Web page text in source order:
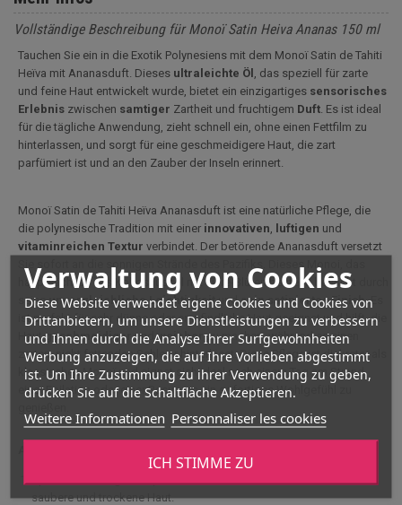
Verwaltung von Cookies
Diese Website verwendet eigene Cookies und Cookies von
Drittanbietern, um unsere Dienstleistungen zu verbessern
und Ihnen durch die Analyse Ihrer Surfgewohnheiten
Werbung anzuzeigen, die auf Ihre Vorlieben abgestimmt
ist. Um Ihre Zustimmung zu ihrer Verwendung zu geben,
drücken Sie auf die Schaltfläche Akzeptieren.
Weitere Informationen Personnaliser les cookies
ICH STIMME ZU
Vollständige Beschreibung für Monoï Satin Heiva Ananas 150 ml
Tauchen Sie ein in die Exotik Polynesiens mit dem Monoï Satin de Tahiti
Heïva mit Ananasduft. Dieses ultraleichte Öl
, das speziell für zarte
und feine Haut entwickelt wurde, bietet ein einzigartiges sensorisches
Erlebnis zwischen samtiger Zartheit und fruchtigem Duft . Es ist ideal
für die tägliche Anwendung, zieht schnell ein, ohne einen Fettfilm zu
hinterlassen, und sorgt für eine geschmeidigere Haut, die zart
parfümiert ist und an den Zauber der Inseln erinnert.
Monoï Satin de Tahiti Heïva Ananasduft ist eine natürliche Pflege, die
die polynesische Tradition mit einer innovativen luftigen und
vitaminreichen Textur verbindet. Der betörende Ananasduft versetzt
hauptsächlich aus Kokosnussöl mit Tiaré-Blüten besteht, besticht durch
seineunvergleichliche Leichtigkeitundsein satiniertes Finish. Es
ist perfekt für sehr dünne oder empfindliche Haut geeignet und hilft, die
Hautgeschmeidiger undweicher zu machen, während es einen
zarten, nicht fettenden Schleier hinterlässt. Diese Pflege ist diskreter als
klassisches Monoï und eignet sich ideal nach einem Tag am Strand,
einer Epilation oder einer Rasur, um ein sofortiges Wohlgefühl zu
saubere und trockene Haut.